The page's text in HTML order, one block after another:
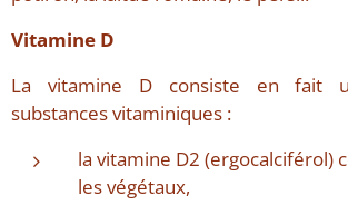
Vitamine D
La vitamine D consiste en fait
substances vitaminiques :
la vitamine D2 (ergocalciférol)
les végétaux,